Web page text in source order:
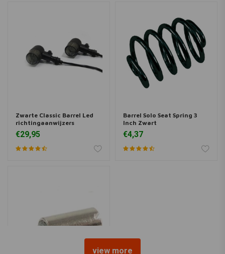
Zwarte Classic Barrel Led
richtingaanwijzers
€29,95
Barrel Solo Seat Spring 3
Inch Zwart
€4,37
view more